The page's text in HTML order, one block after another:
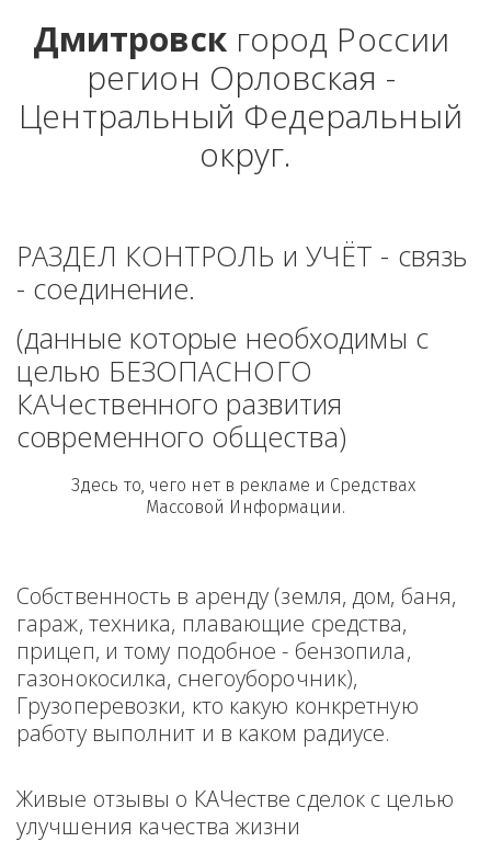
Дмитровск город России
регион Орловская -
Центральный Федеральный
округ.
РАЗДЕЛ КОНТРОЛЬ и УЧЁТ - связь
- соединение.
(данные которые необходимы с
целью БЕЗОПАСНОГО
КАЧественного развития
современного общества)
Здесь то, чего нет в рекламе и Средствах
Массовой Информации.
Собственность в аренду (земля, дом, баня,
гараж, техника, плавающие средства,
прицеп, и тому подобное - бензопила,
газонокосилка, снегоуборочник),
Грузоперевозки, кто какую конкретную
работу выполнит и в каком радиусе.
Живые отзывы о КАЧестве сделок с целью
улучшения качества жизни